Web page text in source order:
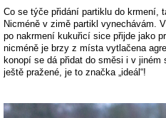
Co se týče přidání partiklu do krmení,
Nicméně v zimě partikl vynechávám.
po nakrmení kukuřicí sice přijde jako
nicméně je brzy z místa vytlačena
konopí se dá přidat do směsi i v
ještě pražené, je to značka „ideál“!